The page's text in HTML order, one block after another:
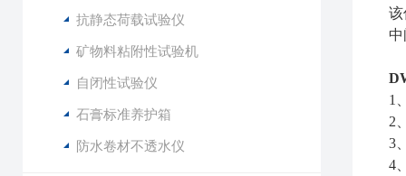
抗静态荷载试验仪
矿物料粘附性试验机
自闭性试验仪
石膏标准养护箱
防水卷材不透水仪
该
1
2
3
4